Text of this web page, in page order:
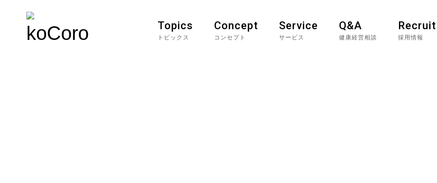
Topics
トピックス
Concept
コンセプト
Service
サービス
Q&A
健康経営相談
Recruit
採用情報